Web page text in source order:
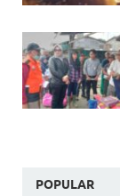
POPULAR